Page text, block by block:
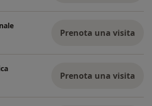
Prenota una visita
Prenota una visita